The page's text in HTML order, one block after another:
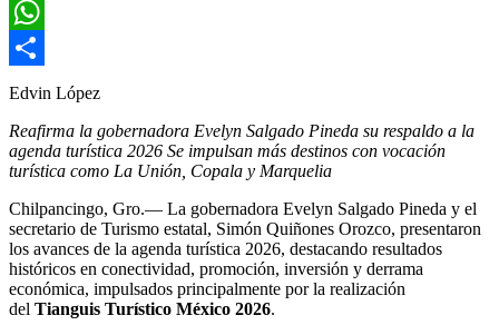
Email
WhatsApp
Compartir
Edvin López
Reafirma la gobernadora Evelyn Salgado Pineda su respaldo a la
agenda turística 2026 Se impulsan más destinos con vocación
turística como La Unión, Copala y Marquelia
Chilpancingo, Gro.— La gobernadora Evelyn Salgado Pineda y el
secretario de Turismo estatal, Simón Quiñones Orozco, presentaron
los avances de la agenda turística 2026, destacando resultados
históricos en conectividad, promoción, inversión y derrama
económica, impulsados principalmente por la realización
del Tianguis Turístico México 2026.